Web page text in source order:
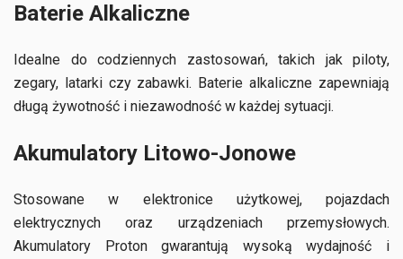
Baterie Alkaliczne
Idealne do codziennych zastosowań, takich jak piloty,
zegary, latarki czy zabawki. Baterie alkaliczne zapewniają
długą żywotność i niezawodność w każdej sytuacji.
Akumulatory Litowo-Jonowe
Stosowane w elektronice użytkowej, pojazdach
elektrycznych oraz urządzeniach przemysłowych.
Akumulatory Proton gwarantują wysoką wydajność i